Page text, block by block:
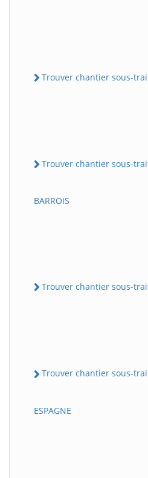
Trouver chantier sous-
Trouver chantier sous-
BARROIS
Trouver chantier sous-
Trouver chantier sous-
ESPAGNE